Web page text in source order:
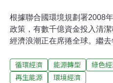
根據聯合國環境規劃署2008
政策，有數千億資金投入清
經濟浪潮正在席捲全球。繼
哥盛大開幕，而聯合國環境
聯合國環境署會議與全球環境
循環經濟 能源轉型 綠色
再生能源
環境經濟